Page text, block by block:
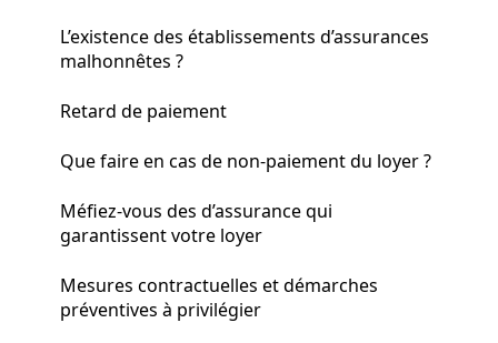
L’existence des établissements d’assurances
malhonnêtes ?
Retard de paiement
Que faire en cas de non-paiement du loyer ?
Méfiez-vous des d’assurance qui
garantissent votre loyer
Mesures contractuelles et démarches
préventives à privilégier